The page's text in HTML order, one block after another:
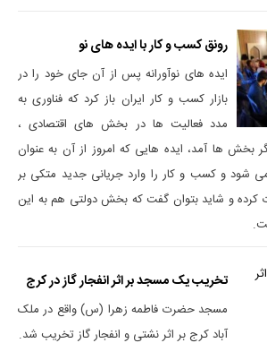
رونق کسب و کار با ایده های نو
ایده های نوآورانه پس از آن جای خود را در
بازار کسب و کار ایران باز کرد که فناوری به
مدد فعالیت ها در بخش های اقتصادی ،
بخش ها آمد، ایده هایی که امروز از آن به عنوان
شود و کسب و کار را وارد جریانی جدید متکی بر
کرده و شاید بتوان گفت که بخش دولتی هم به این
تخریب یک مسجد بر اثر انفجار گاز در کرج
مسجد حضرت فاطمه زهرا (س) واقع در ملک
آباد کرج بر اثر نشتی و انفجار گاز تخریب شد.